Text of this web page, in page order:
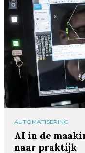
AUTOMATISERING
AI in de
naar praktijk